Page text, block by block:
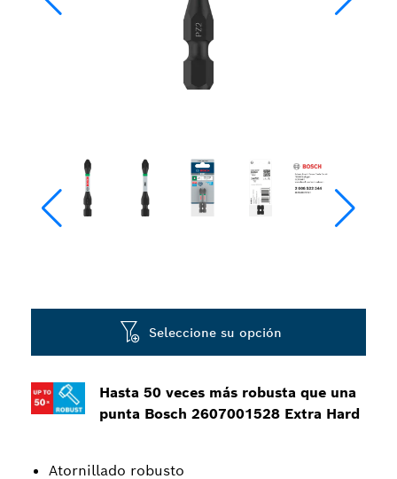
Hasta 50 veces más robusta que una
punta Bosch 2607001528 Extra Hard
Atornillado robusto
Seleccione su opción